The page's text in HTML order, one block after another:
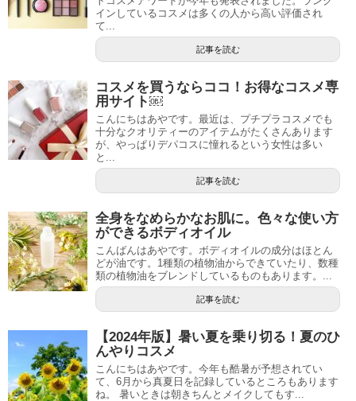
インしているコスメは多くの人から高い評価され
て...
記事を読む
コスメを買うならココ！お得なコスメ専
用サイト￼
こんにちはあやです。最近は、プチプラコスメでも
十分なクオリティーのアイテムがたくさんあります
が、やっぱりデパコスに憧れるという女性は多い
と...
記事を読む
全身をなめらかなお肌に。色々な使い方
ができるボディオイル
こんばんはあやです。ボディオイルの成分はほとん
どが油です。1種類の植物油からできていたり、数種
類の植物油をブレンドしているものもあります。...
記事を読む
【2024年版】暑い夏を乗り切る！夏のひ
んやりコスメ
こんにちはあやです。今年も酷暑が予想されてい
て、6月から真夏日を記録しているところもあります
ね。 暑いときは朝きちんとメイクしてもす...